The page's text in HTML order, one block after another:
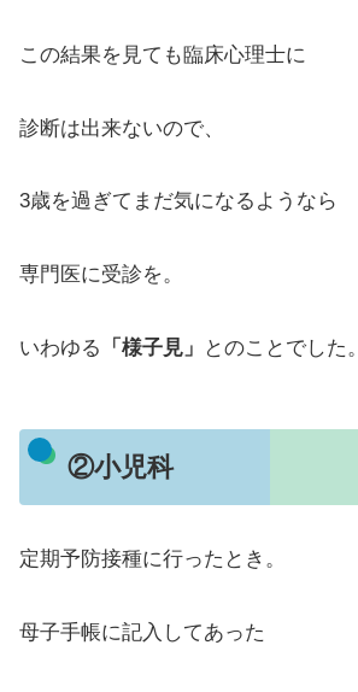
この結果を見ても臨床心理士に
診断は出来ないので、
3歳を過ぎてまだ気になるようなら
専門医に受診を。
いわゆる 「様子見」 とのことでした。
②小児科
定期予防接種に行ったとき。
母子手帳に記入してあった